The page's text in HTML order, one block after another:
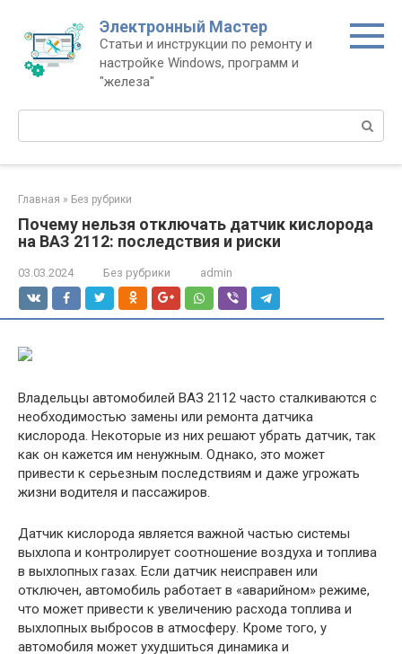
контенту
Электронный Мастер
Статьи и инструкции по ремонту и
настройке Windows, программ и
"железа"
Поиск:
Главная » Без рубрики
Почему нельзя отключать датчик кислорода
на ВАЗ 2112: последствия и риски
03.03.2024 Без рубрики admin
Владельцы автомобилей ВАЗ 2112 часто сталкиваются с
необходимостью замены или ремонта датчика
кислорода. Некоторые из них решают убрать датчик, так
как он кажется им ненужным. Однако, это может
привести к серьезным последствиям и даже угрожать
жизни водителя и пассажиров.
Датчик кислорода является важной частью системы
выхлопа и контролирует соотношение воздуха и топлива
в выхлопных газах. Если датчик неисправен или
отключен, автомобиль работает в «аварийном» режиме,
что может привести к увеличению расхода топлива и
выхлопных выбросов в атмосферу. Кроме того, у
автомобиля может ухудшиться динамика и